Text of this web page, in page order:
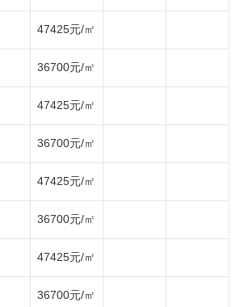
47425元/㎡
36700元/㎡
47425元/㎡
36700元/㎡
47425元/㎡
36700元/㎡
47425元/㎡
36700元/㎡